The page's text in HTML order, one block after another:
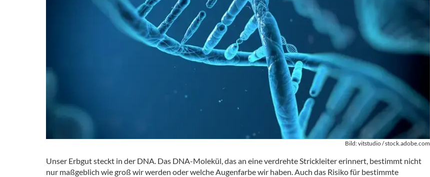
Bild: vitstudio / stock.adobe.com
Unser Erbgut steckt in der DNA. Das DNA-Molekül, das an eine verdrehte Strickleiter erinnert, bestimmt nicht
nur maßgeblich wie groß wir werden oder welche Augenfarbe wir haben. Auch das Risiko für bestimmte